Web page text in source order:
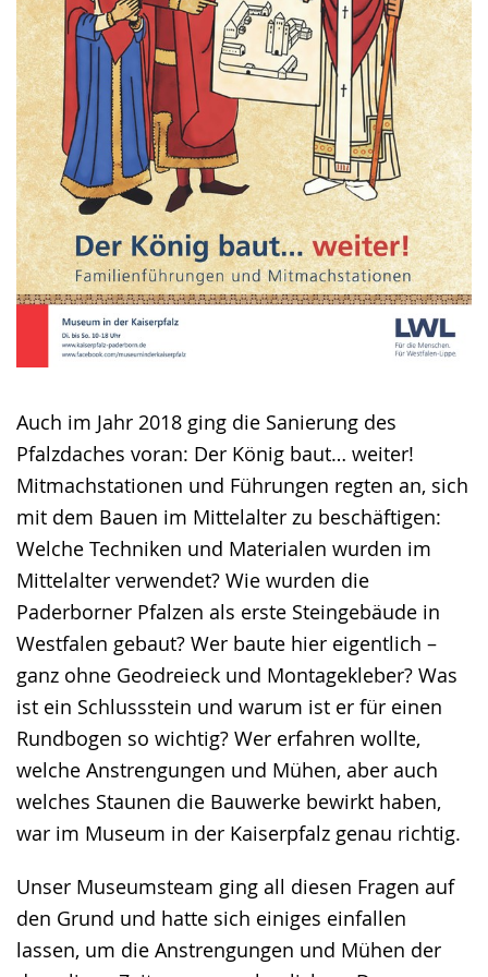
Auch im Jahr 2018 ging die Sanierung des
Pfalzdaches voran: Der König baut… weiter!
Mitmachstationen und Führungen regten an, sich
mit dem Bauen im Mittelalter zu beschäftigen:
Welche Techniken und Materialen wurden im
Mittelalter verwendet? Wie wurden die
Paderborner Pfalzen als erste Steingebäude in
Westfalen gebaut? Wer baute hier eigentlich –
ganz ohne Geodreieck und Montagekleber? Was
ist ein Schlussstein und warum ist er für einen
Rundbogen so wichtig? Wer erfahren wollte,
welche Anstrengungen und Mühen, aber auch
welches Staunen die Bauwerke bewirkt haben,
war im Museum in der Kaiserpfalz genau richtig.
Unser Museumsteam ging all diesen Fragen auf
den Grund und hatte sich einiges einfallen
lassen, um die Anstrengungen und Mühen der